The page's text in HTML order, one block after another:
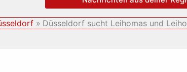
Düsseldorf sucht Leihomas und